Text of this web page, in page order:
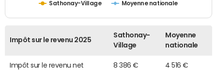
Sathonay-Village Moyenne nationale
Impôt sur le revenu 2025
Sathonay-
Village
Moyenne
nationale
Impôt sur le revenu net
8 386 € 4 516 €